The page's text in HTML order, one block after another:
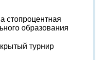
стопроцентная
образования
турнир